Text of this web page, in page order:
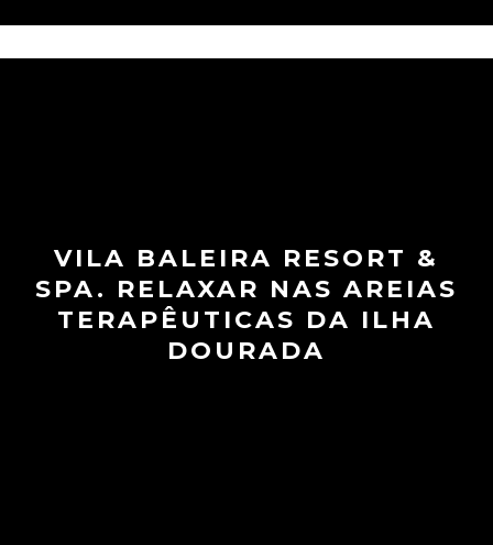
VILA BALEIRA RESORT &
SPA. RELAXAR NAS AREIAS
TERAPÊUTICAS DA ILHA
DOURADA